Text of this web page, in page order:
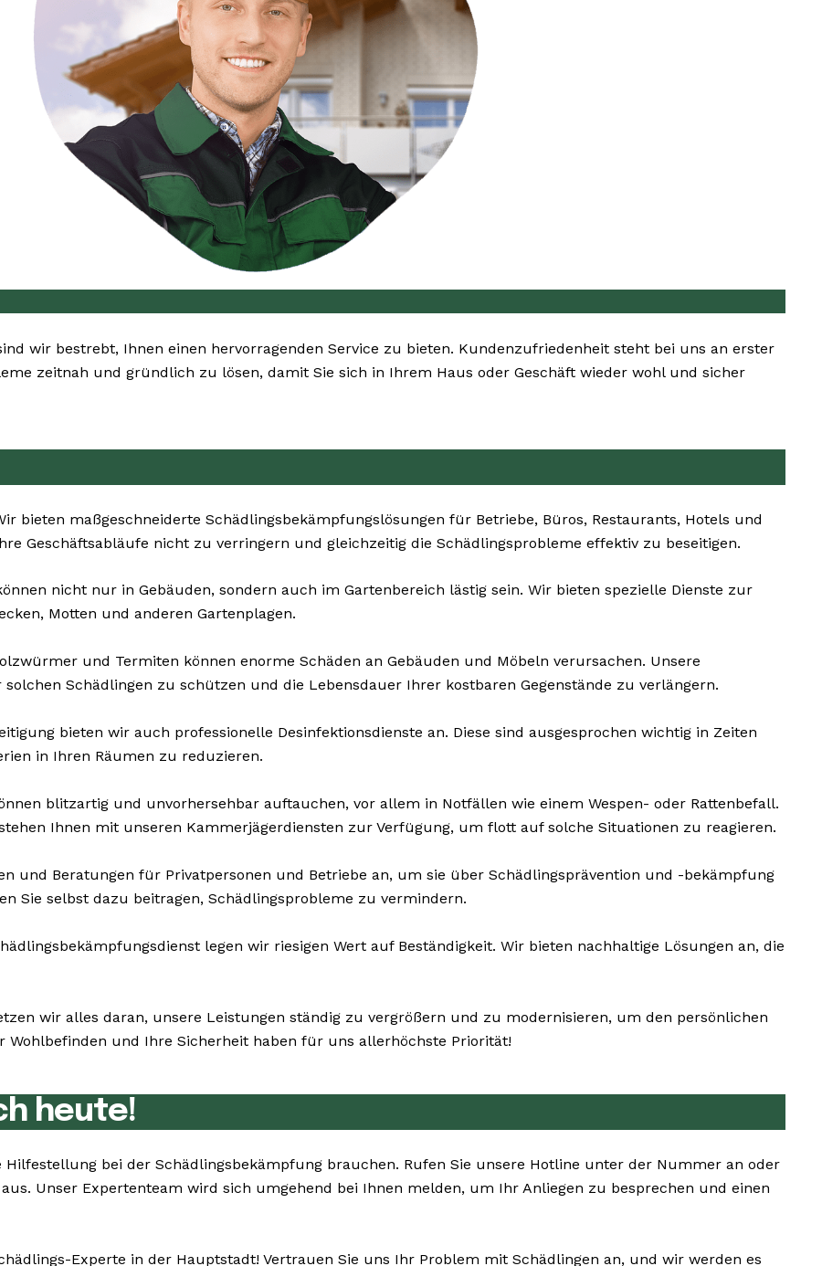
wir bestrebt, Ihnen einen hervorragenden Service zu bieten. Kundenzufriedenheit steht bei uns an erster
zeitnah und gründlich zu lösen, damit Sie sich in Ihrem Haus oder Geschäft wieder wohl und sicher
bieten maßgeschneiderte Schädlingsbekämpfungslösungen für Betriebe, Büros, Restaurants, Hotels und
Geschäftsabläufe nicht zu verringern und gleichzeitig die Schädlingsprobleme effektiv zu beseitigen.
nicht nur in Gebäuden, sondern auch im Gartenbereich lästig sein. Wir bieten spezielle Dienste zur
Motten und anderen Gartenplagen.
und Termiten können enorme Schäden an Gebäuden und Möbeln verursachen. Unsere
Schädlingen zu schützen und die Lebensdauer Ihrer kostbaren Gegenstände zu verlängern.
bieten wir auch professionelle Desinfektionsdienste an. Diese sind ausgesprochen wichtig in Zeiten
in Ihren Räumen zu reduzieren.
blitzartig und unvorhersehbar auftauchen, vor allem in Notfällen wie einem Wespen- oder Rattenbefall.
Ihnen mit unseren Kammerjägerdiensten zur Verfügung, um flott auf solche Situationen zu reagieren.
und Beratungen für Privatpersonen und Betriebe an, um sie über Schädlingsprävention und -bekämpfung
Sie selbst dazu beitragen, Schädlingsprobleme zu vermindern.
legen wir riesigen Wert auf Beständigkeit. Wir bieten nachhaltige Lösungen an, die
wir alles daran, unsere Leistungen ständig zu vergrößern und zu modernisieren, um den persönlichen
und Ihre Sicherheit haben für uns allerhöchste Priorität!
heute!
bei der Schädlingsbekämpfung brauchen. Rufen Sie unsere Hotline unter der Nummer an oder
Unser Expertenteam wird sich umgehend bei Ihnen melden, um Ihr Anliegen zu besprechen und einen
Experte in der Hauptstadt! Vertrauen Sie uns Ihr Problem mit Schädlingen an, und wir werden es